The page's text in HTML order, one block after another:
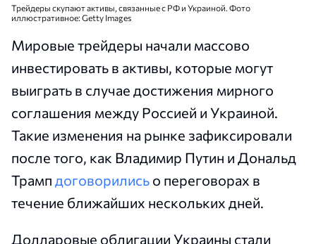
Трейдеры скупают активы, связанные с РФ и Украиной. Фото
иллюстративное: Getty Images
Мировые трейдеры начали массово
инвестировать в активы, которые могут
выиграть в случае достижения мирного
соглашения между Россией и Украиной.
Такие изменения на рынке зафиксировали
после того, как Владимир Путин и Дональд
Трамп договорились о переговорах в
течение ближайших нескольких дней.
Долларовые облигации Украины стали